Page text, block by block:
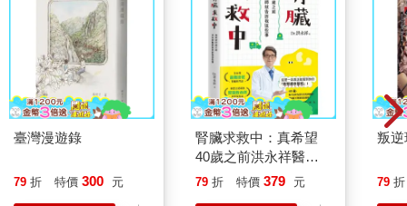
臺灣漫遊錄
79 折 特價 300 元
腎臟求救中：真希望
40歲之前洪永祥醫師
就告訴我這些事
79 折 特價 379 元
叛逆
79 折